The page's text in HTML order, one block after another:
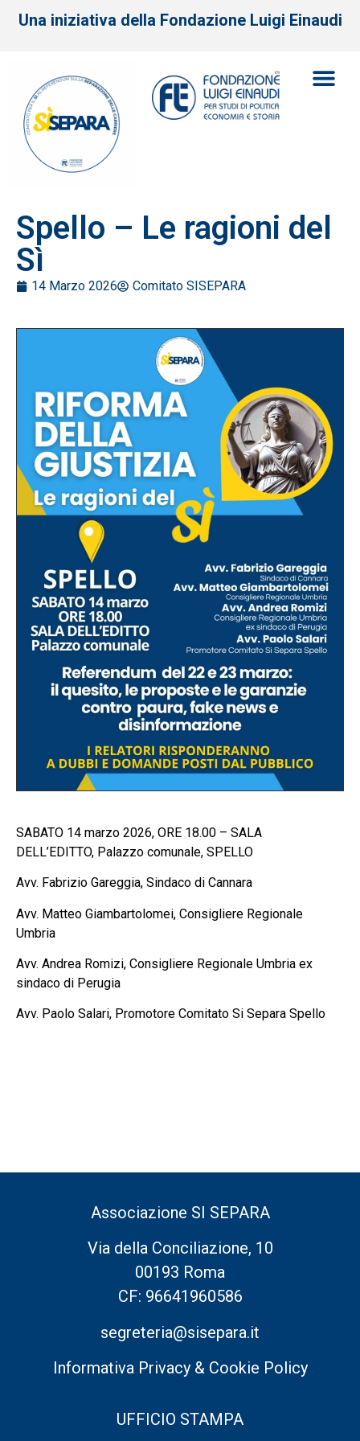
Una iniziativa della Fondazione Luigi Einaudi
Spello – Le ragioni del
Sì
14 Marzo 2026 Comitato SISEPARA
SABATO 14 marzo 2026, ORE 18.00 – SALA
DELL’EDITTO, Palazzo comunale, SPELLO
Avv. Fabrizio Gareggia, Sindaco di Cannara
Avv. Matteo Giambartolomei, Consigliere Regionale
Umbria
Avv. Andrea Romizi, Consigliere Regionale Umbria ex
sindaco di Perugia
Avv. Paolo Salari, Promotore Comitato Si Separa Spello
Associazione SI SEPARA
Via della Conciliazione, 10
00193 Roma
CF: 96641960586
segreteria@sisepara.it
Informativa Privacy & Cookie Policy
UFFICIO STAMPA